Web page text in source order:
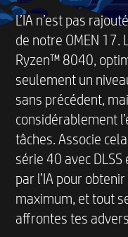
L’IA n’est pas
de notre OMEN 17.
Ryzen™ 8040,
seulement un
sans précédent,
considérablement
tâches. Associe
série 40 avec
par l’IA pour
maximum, et tout
affrontes tes